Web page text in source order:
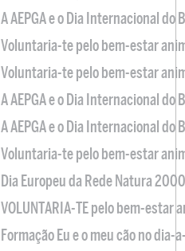
A AEPGA e o Dia Internacional do
Voluntaria-te pelo bem-estar
Voluntaria-te pelo bem-estar
A AEPGA e o Dia Internacional do
A AEPGA e o Dia Internacional do
Voluntaria-te pelo bem-estar
Dia Europeu da Rede Natura 2000
VOLUNTARIA-TE pelo bem-estar
Formação Eu e o meu cão no dia-